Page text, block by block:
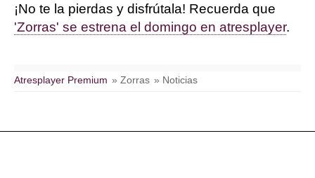
¡No te la pierdas y disfrútala! Recuerda que
'Zorras' se estrena el domingo en atresplayer.
Atresplayer Premium » Zorras » Noticias